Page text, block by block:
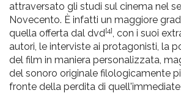
attraversato gli studi sul cinema nel
Novecento. È infatti un maggiore
quella offerta dal dvd[4], con i suoi
autori, le interviste ai protagonisti, la
del film in maniera personalizzata,
del sonoro originale filologicamente
fronte della perdita di